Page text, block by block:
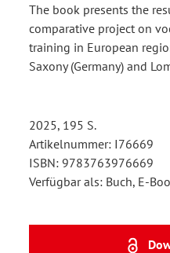
The book presents the
comparative project on
training in European
Saxony (Germany) and
2025, 195 S.
Artikelnummer: I76669
ISBN: 9783763976669
Verfügbar als: Buch, E-